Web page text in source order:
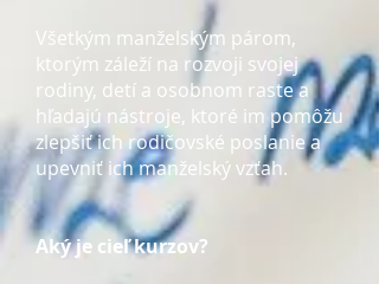
Všetkým manželským párom,
ktorým záleží na rozvoji svojej
rodiny, detí a osobnom raste a
hľadajú nástroje, ktoré im pomôžu
zlepšiť ich rodičovské poslanie a
upevniť ich manželský vzťah.
Aký je cieľ kurzov?